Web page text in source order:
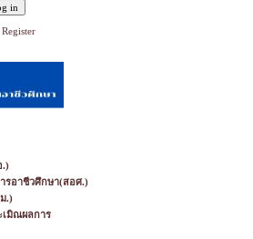
Register
.)
รอาชีวศึกษา(สอศ.)
.)
มิณผลการ